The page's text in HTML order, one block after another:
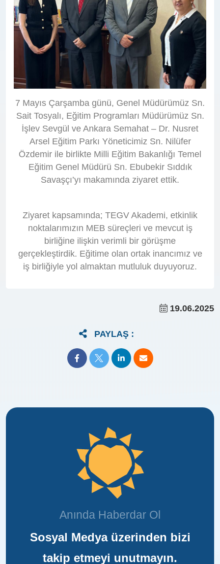
7 Mayıs Çarşamba günü, Genel Müdürümüz Sn.
Sait Tosyalı, Eğitim Programları Müdürümüz Sn.
İşlev Sevgül ve Ankara Semahat – Dr. Nusret
Arsel Eğitim Parkı Yöneticimiz Sn. Nilüfer
Özdemir ile birlikte Milli Eğitim Bakanlığı Temel
Eğitim Genel Müdürü Sn. Ebubekir Sıddık
Savaşçı’yı makamında ziyaret ettik.
Ziyaret kapsamında; TEGV Akademi, etkinlik
noktalarımızın MEB süreçleri ve mevcut iş
birliğine ilişkin verimli bir görüşme
gerçekleştirdik. Eğitime olan ortak inancımız ve
iş birliğiyle yol almaktan mutluluk duyuyoruz.
19.06.2025
PAYLAŞ :
Anında Haberdar Ol
Sosyal Medya üzerinden bizi
takip etmeyi unutmayın.